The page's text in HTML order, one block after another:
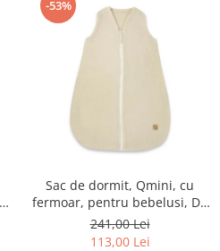
-53%
Sac de dormit, Qmini, cu
fermoar, pentru bebelusi, De
iarna, din muselina dubla, 70
cm, Material, Warm Beige
241,00 Lei
113,00 Lei